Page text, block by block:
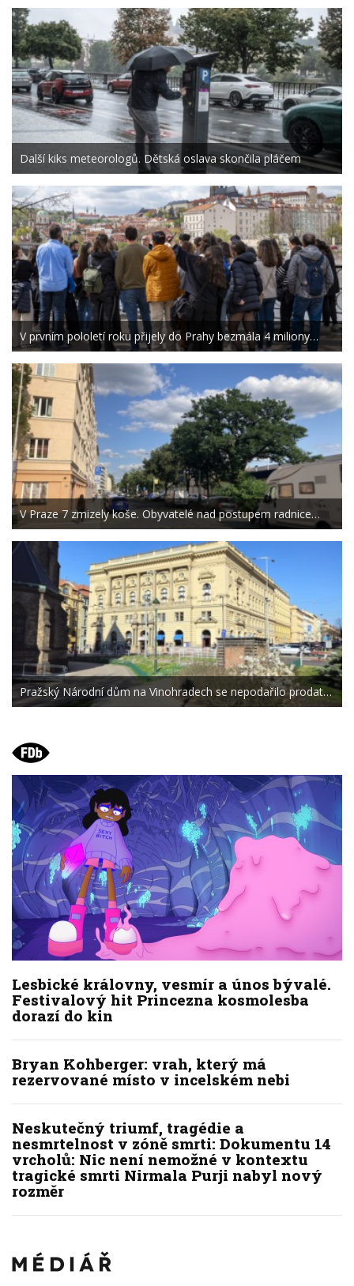
Další kiks meteorologů. Dětská oslava skončila pláčem
V prvním pololetí roku přijely do Prahy bezmála 4 miliony…
V Praze 7 zmizely koše. Obyvatelé nad postupem radnice…
Pražský Národní dům na Vinohradech se nepodařilo prodat…
Lesbické královny, vesmír a únos bývalé.
Festivalový hit Princezna kosmolesba
dorazí do kin
Bryan Kohberger: vrah, který má
rezervované místo v incelském nebi
Neskutečný triumf, tragédie a
nesmrtelnost v zóně smrti: Dokumentu 14
vrcholů: Nic není nemožné v kontextu
tragické smrti Nirmala Purji nabyl nový
rozměr